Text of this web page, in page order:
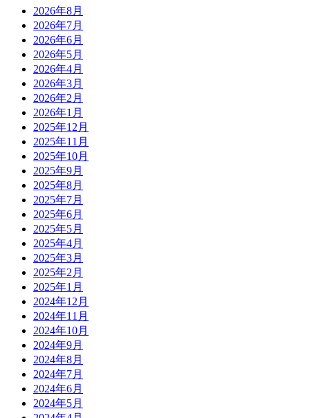
2026年8月
2026年7月
2026年6月
2026年5月
2026年4月
2026年3月
2026年2月
2026年1月
2025年12月
2025年11月
2025年10月
2025年9月
2025年8月
2025年7月
2025年6月
2025年5月
2025年4月
2025年3月
2025年2月
2025年1月
2024年12月
2024年11月
2024年10月
2024年9月
2024年8月
2024年7月
2024年6月
2024年5月